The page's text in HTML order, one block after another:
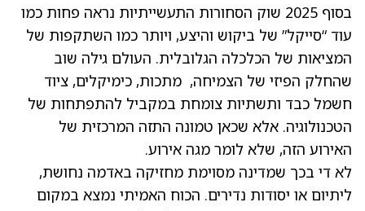
בסוף 2025 שוק הסחורות התעשייתיות נראה פחות כמו
עוד “סייקל” של ביקוש והיצע, ויותר כמו השתקפות של
המציאות של הכלכלה הגלובלית. העולם גילה שוב
שהחלק הפיזי של הצמיחה, מתכות, כימיקלים, ציוד
חשמל כבד ותשתיות צומחת במקביל להתפתחות של
הטכנולוגיה. אלא שכאן טמונה התזה המרכזית של
האירוע הזה, שלא לומר מגה אירוע.
לא די בכך שמדינה מסוימת מחזיקה באדמה נחושת,
ליתיום או יסודות נדירים. הכוח האמיתי נמצא במקום